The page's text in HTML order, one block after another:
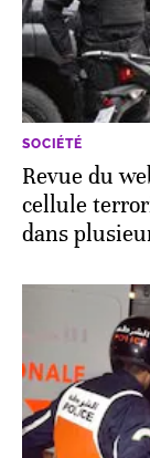
SOCIÉTÉ
Revue du
cellule
dans